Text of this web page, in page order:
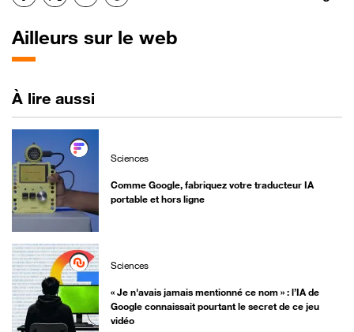
Ailleurs sur le web
À lire aussi
Sciences
Comme Google, fabriquez votre traducteur IA
portable et hors ligne
Sciences
« Je n'avais jamais mentionné ce nom » : l’IA de
Google connaissait pourtant le secret de ce jeu
vidéo